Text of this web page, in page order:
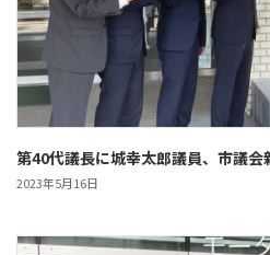
第40代議長に城幸太郎議員、市議会
2023年5月16日